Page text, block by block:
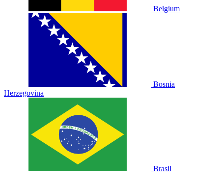
Belgium
Bosnia
Herzegovina
Brasil